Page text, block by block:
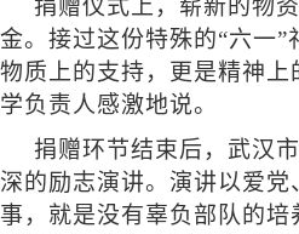
捐赠仪式上，崭新的物
金。接过这份特殊的“六一
物质上的支持，更是精神
学负责人感激地说。
捐赠环节结束后，武汉
深的励志演讲。演讲以爱
事，就是没有辜负部队的